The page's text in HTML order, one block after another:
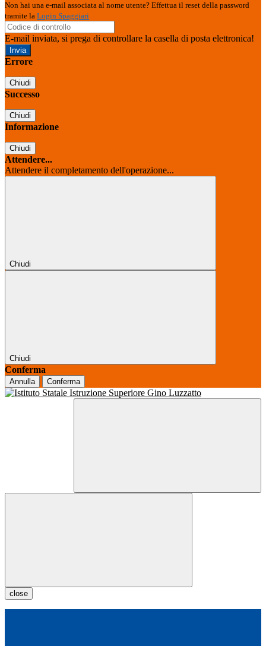
Non hai una e-mail associata al nome utente? Effettua il reset della password
tramite la Login Spaggiari
E-mail inviata, si prega di controllare la casella di posta elettronica!
Errore
Chiudi
Successo
Chiudi
Informazione
Chiudi
Attendere...
Attendere il completamento dell'operazione...
Chiudi
Chiudi
Conferma
Annulla Conferma
close